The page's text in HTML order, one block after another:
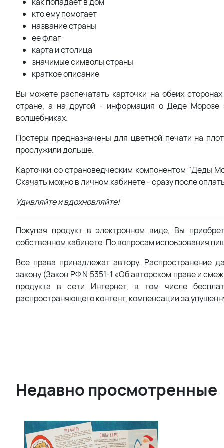
кто ему помогает
название страны
ее флаг
карта и столица
значимые символы страны
краткое описание
Вы можете распечатать карточки на обеих
стране, а на другой - информация о Деде Морозе
волшебниках.
Постеры предназначены для цветной печати на
прослужили дольше.
Карточки со страноведческим компонентом "Деды
Скачать можно в личном кабинете - сразу после
Удивляйте и вдохновляйте!
Покупая продукт в электронном виде, Вы
собственном кабинете. По вопросам испоьзования
Все права принадлежат автору. Распространение
закону (Закон РФ N 5351-1 «Об авторском праве и
продукта в сети Интернет, в том числе
распространяющего контент, компенсации за
Недавно просмотренные